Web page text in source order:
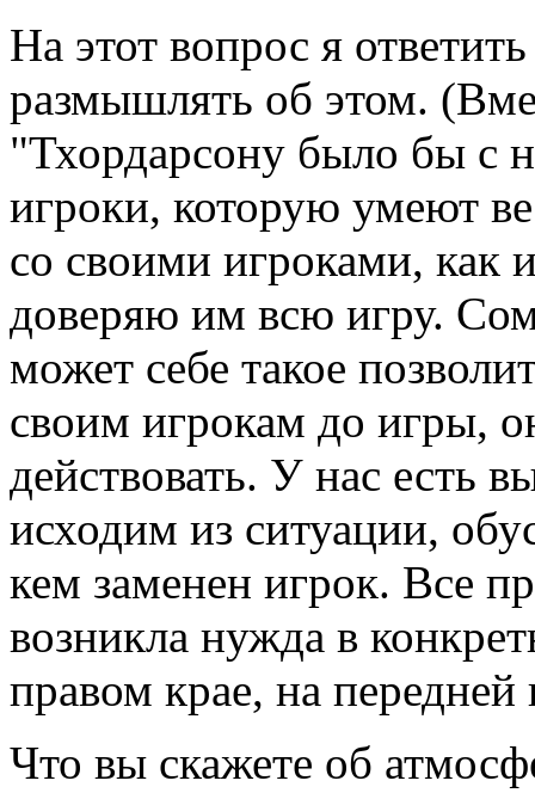
На этот вопрос я
размышлять об этом.
"Тхордарсону было бы с
игроки, которую умеют
со своими игроками, как
доверяю им всю игру.
может себе такое
своим игрокам до игры,
действовать. У нас есть
исходим из ситуации,
кем заменен игрок. Все
возникла нужда в
правом крае, на
Что вы скажете об